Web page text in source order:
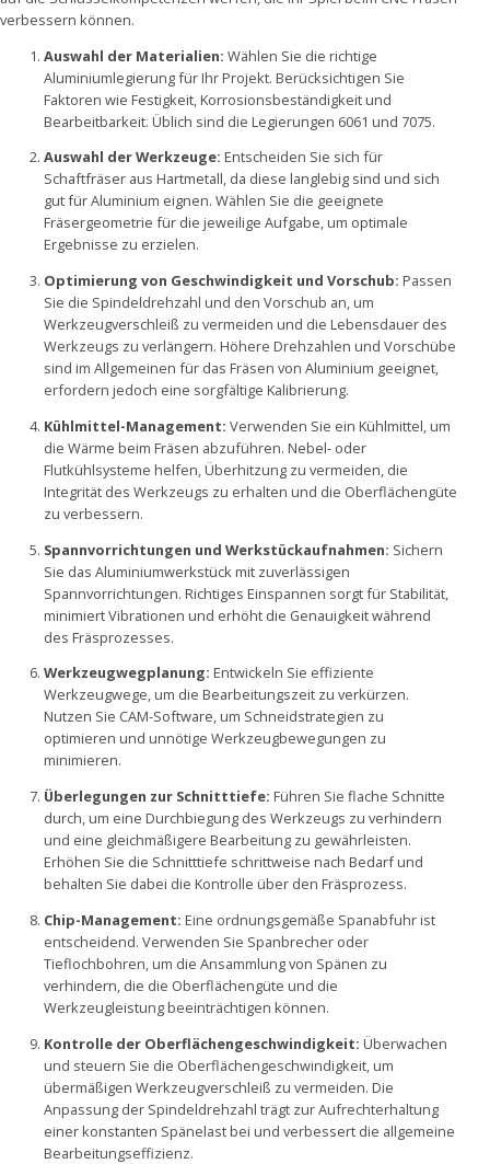
verbessern können.
Auswahl der Materialien: Wählen Sie die richtige
Aluminiumlegierung für Ihr Projekt. Berücksichtigen Sie
Faktoren wie Festigkeit, Korrosionsbeständigkeit und
Bearbeitbarkeit. Üblich sind die Legierungen 6061 und 7075.
Auswahl der Werkzeuge: Entscheiden Sie sich für
Schaftfräser aus Hartmetall, da diese langlebig sind und sich
gut für Aluminium eignen. Wählen Sie die geeignete
Fräsergeometrie für die jeweilige Aufgabe, um optimale
Ergebnisse zu erzielen.
Optimierung von Geschwindigkeit und Vorschub: Passen
Sie die Spindeldrehzahl und den Vorschub an, um
Werkzeugverschleiß zu vermeiden und die Lebensdauer des
Werkzeugs zu verlängern. Höhere Drehzahlen und Vorschübe
sind im Allgemeinen für das Fräsen von Aluminium geeignet,
erfordern jedoch eine sorgfältige Kalibrierung.
Kühlmittel-Management: Verwenden Sie ein Kühlmittel, um
die Wärme beim Fräsen abzuführen. Nebel- oder
Flutkühlsysteme helfen, Überhitzung zu vermeiden, die
Integrität des Werkzeugs zu erhalten und die Oberflächengüte
zu verbessern.
Spannvorrichtungen und Werkstückaufnahmen: Sichern
Sie das Aluminiumwerkstück mit zuverlässigen
Spannvorrichtungen. Richtiges Einspannen sorgt für Stabilität,
minimiert Vibrationen und erhöht die Genauigkeit während
des Fräsprozesses.
Werkzeugwegplanung: Entwickeln Sie effiziente
Werkzeugwege, um die Bearbeitungszeit zu verkürzen.
Nutzen Sie CAM-Software, um Schneidstrategien zu
optimieren und unnötige Werkzeugbewegungen zu
minimieren.
Überlegungen zur Schnitttiefe: Führen Sie flache Schnitte
durch, um eine Durchbiegung des Werkzeugs zu verhindern
und eine gleichmäßigere Bearbeitung zu gewährleisten.
Erhöhen Sie die Schnitttiefe schrittweise nach Bedarf und
behalten Sie dabei die Kontrolle über den Fräsprozess.
Chip-Management: Eine ordnungsgemäße Spanabfuhr ist
entscheidend. Verwenden Sie Spanbrecher oder
Tieflochbohren, um die Ansammlung von Spänen zu
verhindern, die die Oberflächengüte und die
Werkzeugleistung beeinträchtigen können.
Kontrolle der Oberflächengeschwindigkeit: Überwachen
und steuern Sie die Oberflächengeschwindigkeit, um
übermäßigen Werkzeugverschleiß zu vermeiden. Die
Anpassung der Spindeldrehzahl trägt zur Aufrechterhaltung
einer konstanten Spänelast bei und verbessert die allgemeine
Bearbeitungseffizienz.